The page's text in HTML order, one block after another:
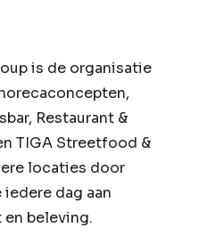
is de organisatie
Restaurant &
TIGA Streetfood &
locaties door
dag aan
beleving.